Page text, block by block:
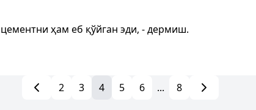
ҳам еб қўйган эди, - дермиш.
2 3 4 5 6 ... 8